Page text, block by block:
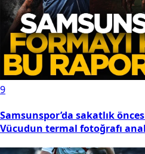
9
Samsunspor’da sakatlık
Vücudun termal fotoğrafı